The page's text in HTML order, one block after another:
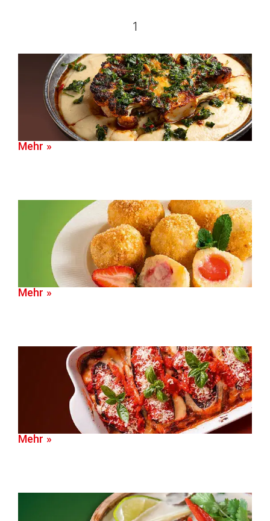
1
Mehr »
Mehr »
Mehr »